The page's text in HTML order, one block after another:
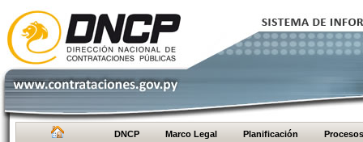
DNCP Marco Legal Planificación Procesos